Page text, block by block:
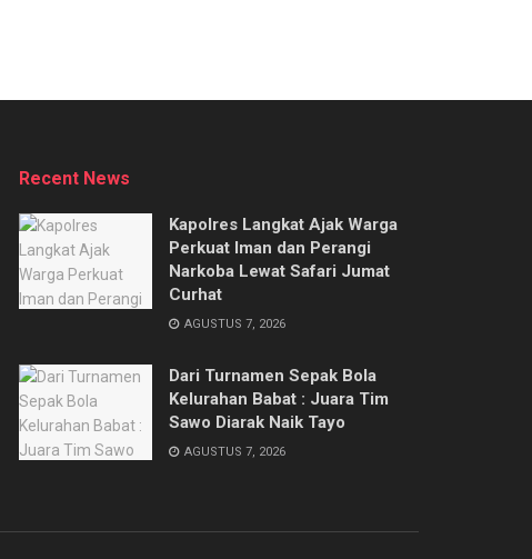
Recent News
Kapolres Langkat Ajak Warga
Perkuat Iman dan Perangi
Narkoba Lewat Safari Jumat
Curhat
AGUSTUS 7, 2026
Dari Turnamen Sepak Bola
Kelurahan Babat : Juara Tim
Sawo Diarak Naik Tayo
AGUSTUS 7, 2026